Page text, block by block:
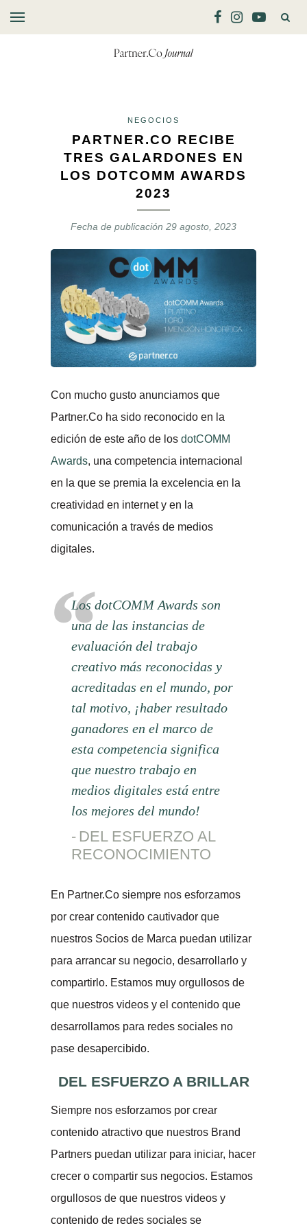
NEGOCIOS
PARTNER.CO RECIBE
TRES GALARDONES EN
LOS DOTCOMM AWARDS
2023
Fecha de publicación 29 agosto, 2023
Con mucho gusto anunciamos que
Partner.Co ha sido reconocido en la
edición de este año de los dotCOMM
Awards, una competencia internacional
en la que se premia la excelencia en la
creatividad en internet y en la
comunicación a través de medios
digitales.
Los dotCOMM Awards son
una de las instancias de
evaluación del trabajo
creativo más reconocidas y
acreditadas en el mundo, por
tal motivo, ¡haber resultado
ganadores en el marco de
esta competencia significa
que nuestro trabajo en
medios digitales está entre
los mejores del mundo!
DEL ESFUERZO AL
RECONOCIMIENTO
En Partner.Co siempre nos esforzamos
por crear contenido cautivador que
nuestros Socios de Marca puedan utilizar
para arrancar su negocio, desarrollarlo y
compartirlo. Estamos muy orgullosos de
que nuestros videos y el contenido que
desarrollamos para redes sociales no
pase desapercibido.
DEL ESFUERZO A BRILLAR
Siempre nos esforzamos por crear
contenido atractivo que nuestros Brand
Partners puedan utilizar para iniciar, hacer
crecer o compartir sus negocios. Estamos
orgullosos de que nuestros videos y
contenido de redes sociales se